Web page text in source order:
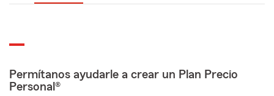
Permítanos ayudarle a crear un Plan Precio
Personal®